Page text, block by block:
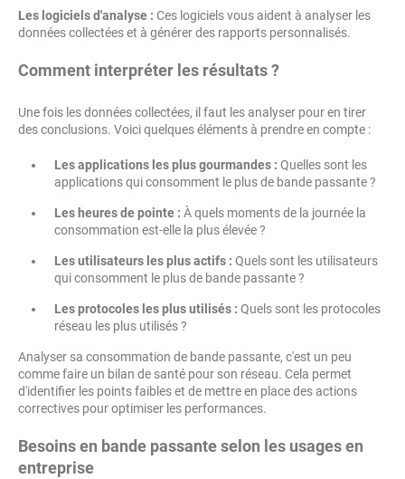
Les logiciels d'analyse : Ces logiciels vous aident à analyser les
données collectées et à générer des rapports personnalisés.
Comment interpréter les résultats ?
Une fois les données collectées, il faut les analyser pour en tirer
des conclusions. Voici quelques éléments à prendre en compte :
Les applications les plus gourmandes : Quelles sont les
applications qui consomment le plus de bande passante ?
Les heures de pointe : À quels moments de la journée la
consommation est-elle la plus élevée ?
Les utilisateurs les plus actifs : Quels sont les utilisateurs
qui consomment le plus de bande passante ?
Les protocoles les plus utilisés : Quels sont les protocoles
réseau les plus utilisés ?
Analyser sa consommation de bande passante, c'est un peu
comme faire un bilan de santé pour son réseau. Cela permet
d'identifier les points faibles et de mettre en place des actions
correctives pour optimiser les performances.
Besoins en bande passante selon les usages en
entreprise